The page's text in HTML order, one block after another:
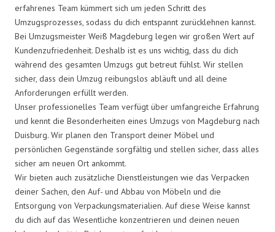
erfahrenes Team kümmert sich um jeden Schritt des
Umzugsprozesses, sodass du dich entspannt zurücklehnen kannst.
Bei Umzugsmeister Weiß Magdeburg legen wir großen Wert auf
Kundenzufriedenheit. Deshalb ist es uns wichtig, dass du dich
während des gesamten Umzugs gut betreut fühlst. Wir stellen
sicher, dass dein Umzug reibungslos abläuft und all deine
Anforderungen erfüllt werden.
Unser professionelles Team verfügt über umfangreiche Erfahrung
und kennt die Besonderheiten eines Umzugs von Magdeburg nach
Duisburg. Wir planen den Transport deiner Möbel und
persönlichen Gegenstände sorgfältig und stellen sicher, dass alles
sicher am neuen Ort ankommt.
Wir bieten auch zusätzliche Dienstleistungen wie das Verpacken
deiner Sachen, den Auf- und Abbau von Möbeln und die
Entsorgung von Verpackungsmaterialien. Auf diese Weise kannst
du dich auf das Wesentliche konzentrieren und deinen neuen